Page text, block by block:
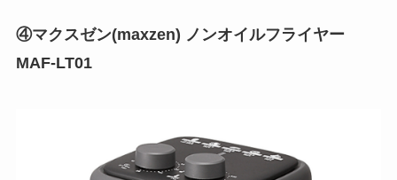
④マクスゼン(maxzen) ノンオイルフライヤー
MAF-LT01